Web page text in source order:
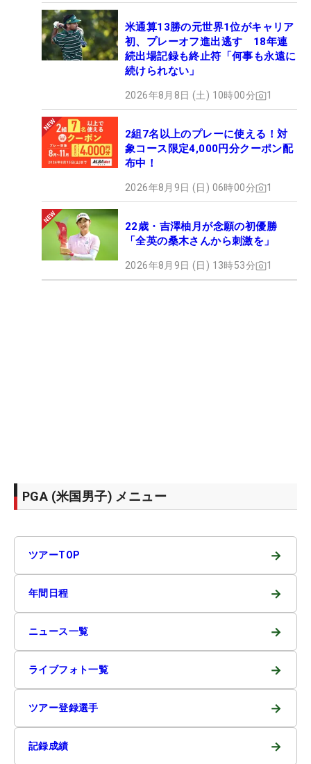
米通算13勝の元世界1位がキャリア
初、プレーオフ進出逃す 18年連
続出場記録も終止符「何事も永遠に
続けられない」
2026年8月8日 (土) 10時00分 1
2組7名以上のプレーに使える！対
象コース限定4,000円分クーポン配
布中！
2026年8月9日 (日) 06時00分 1
22歳・吉澤柚月が念願の初優勝
「全英の桑木さんから刺激を」
2026年8月9日 (日) 13時53分 1
PGA (米国男子) メニュー
ツアーTOP →
年間日程 →
ニュース一覧 →
ライブフォト一覧 →
ツアー登録選手 →
記録成績 →